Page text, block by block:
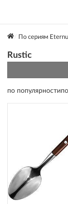
По сериям
Rustic
по популярности